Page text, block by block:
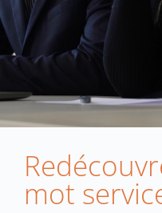
mot